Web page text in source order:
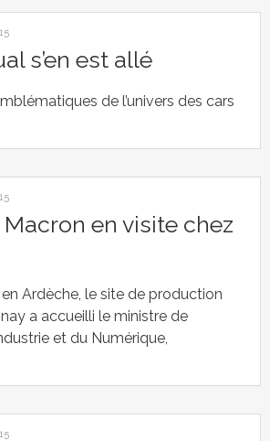
s’en est allé
de l’univers des cars
en visite chez
Ardèche, le site de production
a accueilli le ministre de
et du Numérique,